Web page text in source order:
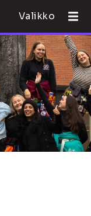
Valikko